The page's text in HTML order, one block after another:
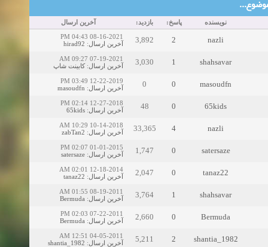
نویسنده پاسخ: بازدید: آخرین ارسال
nazli
2
3,892
08-16-2021 04:43 PM
آخرین ارسال:
hirad92
shahsavar
1
3,030
07-19-2021 09:27 AM
آخرین ارسال:کابینت شاپ
masoudfn
0
0
12-22-2019 03:49 PM
آخرین ارسال:
masoudfn
65kids
0
48
12-27-2018 02:14 PM
آخرین ارسال:
65kids
nazli
4
33,365
10-14-2018 10:29 AM
آخرین ارسال:
zabTan2
satersaze
0
1,747
01-01-2015 02:07 PM
آخرین ارسال:
satersaze
tanaz22
0
2,047
12-18-2014 02:01 AM
آخرین ارسال:
tanaz22
shahsavar
1
3,764
08-19-2011 01:55 AM
آخرین ارسال:
Bermuda
Bermuda
0
2,660
07-22-2011 02:03 PM
آخرین ارسال:
Bermuda
shantia_1982
2
5,211
04-05-2011 12:51 AM
آخرین ارسال:
shantia_1982